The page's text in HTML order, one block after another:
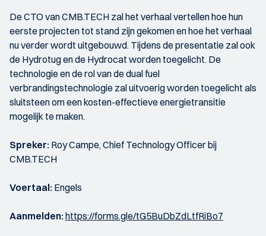
De CTO van CMB.TECH zal het verhaal vertellen hoe hun
eerste projecten tot stand zijn gekomen en hoe het verhaal
nu verder wordt uitgebouwd. Tijdens de presentatie zal ook
de Hydrotug en de Hydrocat worden toegelicht. De
technologie en de rol van de dual fuel
verbrandingstechnologie zal uitvoerig worden toegelicht als
sluitsteen om een kosten-effectieve energietransitie
mogelijk te maken.
Spreker: Roy Campe, Chief Technology Officer bij
CMB.TECH
Voertaal: Engels
Aanmelden:https://forms.gle/tG5BuDbZdLtfRiBo7